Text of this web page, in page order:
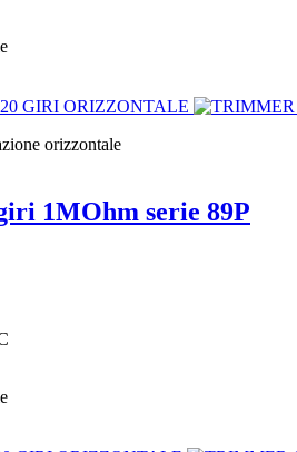
orizzontale
1MOhm serie 89P